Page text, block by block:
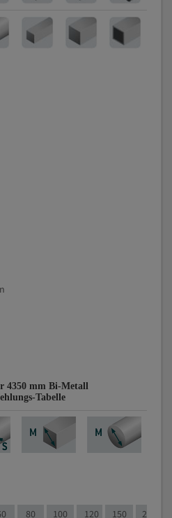
4350 mm Bi-Metall
Tabelle
80 100 120 150 200